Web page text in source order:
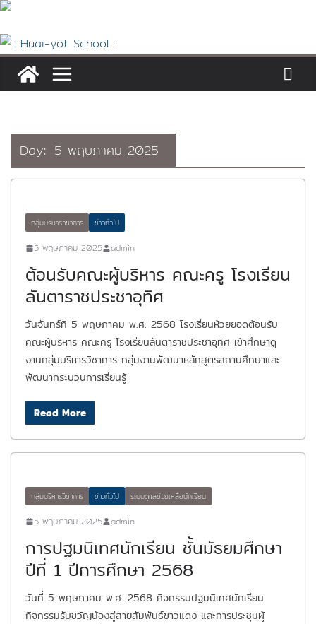
Skip
content
Day: 5 พฤษภาคม 2025
กลุ่มบริหารวิชาการ ข่าวทั่วไป
5 พฤษภาคม 2025 admin
ต้อนรับคณะผู้บริหาร คณะครู โรงเรียน
ลันตาราชประชาอุทิศ
วันจันทร์ที่ 5 พฤษภาคม พ.ศ. 2568 โรงเรียนห้วยยอดต้อนรับ
คณะผู้บริหาร คณะครู โรงเรียนลันตาราชประชาอุทิศ เข้าศึกษาดู
งานกลุ่มบริหารวิชาการ กลุ่มงานพัฒนาหลักสูตรสถานศึกษาและ
พัฒนากระบวนการเรียนรู้
Read More
กลุ่มบริหารวิชาการ ข่าวทั่วไป ระบบดูแลช่วยเหลือนักเรียน
5 พฤษภาคม 2025 admin
การปฐมนิเทศนักเรียน ชั้นมัธยมศึกษา
ปีที่ 1 ปีการศึกษา 2568
วันที่ 5 พฤษภาคม พ.ศ. 2568 กิจกรรมปฐมนิเทศนักเรียน
กิจกรรมรับขวัญน้องสู่สายสัมพันธ์ขาวแดง และการประชุมผู้